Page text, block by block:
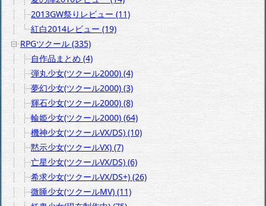
2013GW祭りレビュー (11)
紅白2014レビュー (19)
RPGツクール (335)
自作品まとめ (4)
弾丸少女(ツクール2000) (4)
夢幻少女(ツクール2000) (3)
輝石少女(ツクール2000) (8)
輪姫少女(ツクール2000) (64)
機神少女(ツクールVX/DS) (10)
黙示少女(ツクールVX) (7)
亡星少女(ツクールVX/DS) (6)
希求少女(ツクールVX/DS+) (26)
微睡少女(ツクールMV) (11)